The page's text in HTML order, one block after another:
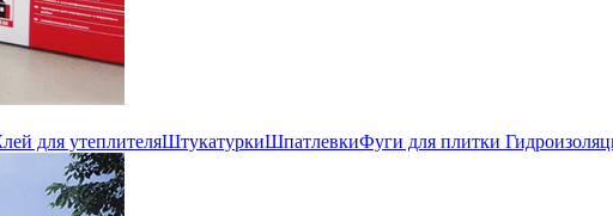
для утеплителяШтукатуркиШпатлевкиФуги для плитки